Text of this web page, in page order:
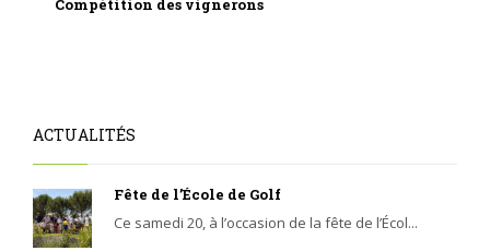
Compétition des vignerons
ACTUALITÉS
Fête de l’École de Golf
Ce samedi 20, à l’occasion de la fête de l’Écol...